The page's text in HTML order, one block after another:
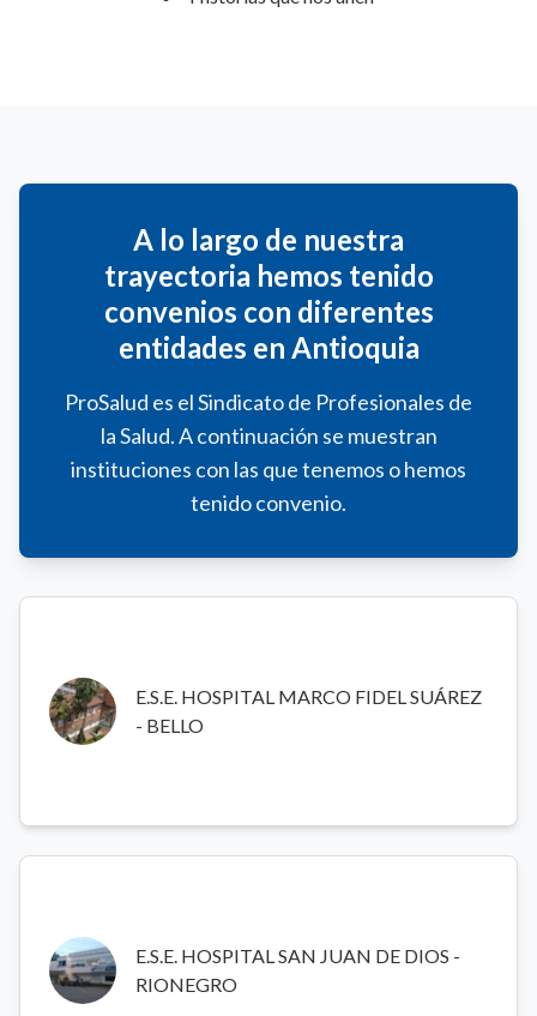
A lo largo de nuestra
trayectoria hemos tenido
convenios con diferentes
entidades en Antioquia
ProSalud es el Sindicato de Profesionales de
la Salud. A continuación se muestran
instituciones con las que tenemos o hemos
tenido convenio.
E.S.E. HOSPITAL MARCO FIDEL SUÁREZ
- BELLO
Hospital público de mediana y alta complejidad ubicado en
el Norte del Valle de Aburrá (Bello), que ofrece atención
integral con servicios de internación, cirugía, urgencias y
E.S.E. HOSPITAL SAN JUAN DE DIOS -
RIONEGRO
Institución pública de salud de primero, segundo y algunos
servicios de tercer nivel en el Oriente Antioqueño,
comprometida con la atención integral del usuario y su